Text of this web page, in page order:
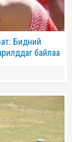
Бидний
байлаа